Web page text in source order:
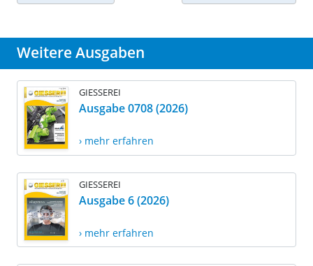
Weitere Ausgaben
GIESSEREI
Ausgabe 0708 (2026)
› mehr erfahren
GIESSEREI
Ausgabe 6 (2026)
› mehr erfahren